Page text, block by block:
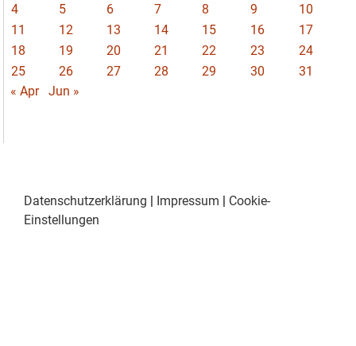
4
5 6 7 8 9
10
11
12 13 14 15 16
17
18
19 20 21 22 23
24
25
26 27 28 29 30
31
« Apr
Jun »
Datenschutzerklärung | Impressum | Cookie-
Einstellungen